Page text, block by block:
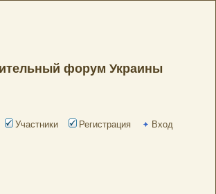
форум Украины
Участники Регистрация Вход